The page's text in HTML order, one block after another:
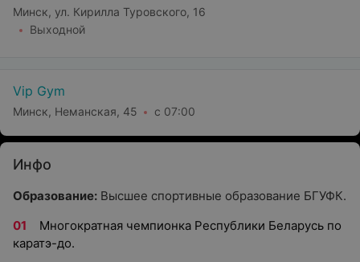
Минск, ул. Кирилла Туровского, 16
Выходной
Vip Gym
Минск, Неманская, 45 с 07:00
Инфо
Образование: Высшее спортивные образование БГУФК.
Многократная чемпионка Республики Беларусь по
каратэ-до.